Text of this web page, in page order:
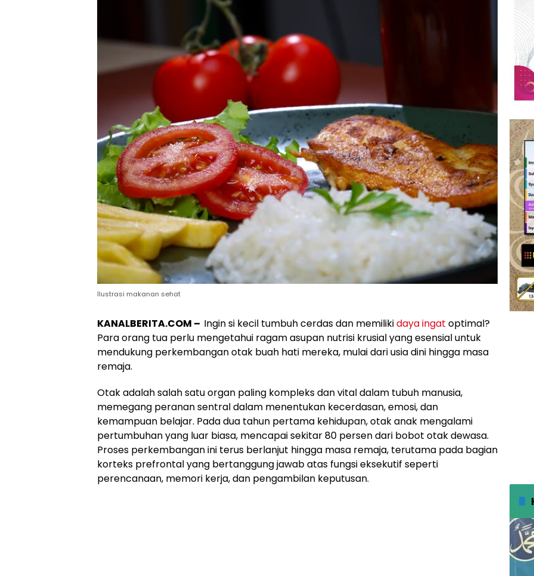
Ilustrasi makanan sehat
KANALBERITA.COM – Ingin si kecil tumbuh cerdas dan memilikidaya ingat optimal?
Para orang tua perlu mengetahui ragam asupan nutrisi krusial yang esensial untuk
mendukung perkembangan otak buah hati mereka, mulai dari usia dini hingga masa
remaja.
Otak adalah salah satu organ paling kompleks dan vital dalam tubuh manusia,
memegang peranan sentral dalam menentukan kecerdasan, emosi, dan
kemampuan belajar. Pada dua tahun pertama kehidupan, otak anak mengalami
pertumbuhan yang luar biasa, mencapai sekitar 80 persen dari bobot otak dewasa.
Proses perkembangan ini terus berlanjut hingga masa remaja, terutama pada bagian
korteks prefrontal yang bertanggung jawab atas fungsi eksekutif seperti
perencanaan, memori kerja, dan pengambilan keputusan.